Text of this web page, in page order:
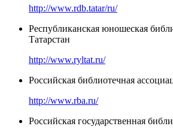
http://www.rdb.tatar/ru/
Республиканская юношеская
Татарстан
http://www.ryltat.ru/
Российская библиотечная
http://www.rba.ru/
Российская государственная